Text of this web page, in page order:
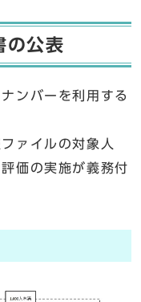
の公表
ンバーを利用する
ァイルの対象人
価の実施が義務付